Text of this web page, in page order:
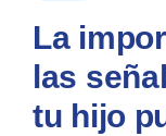
La
las
tu hijo